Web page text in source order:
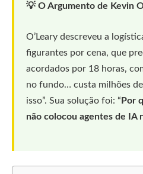
💡 O Argumento de Kevin
O’Leary descreveu a
figurantes por cena, que
acordados por 18 horas,
no fundo… custa milhões
isso”. Sua solução foi: “Por
não colocou agentes de IA